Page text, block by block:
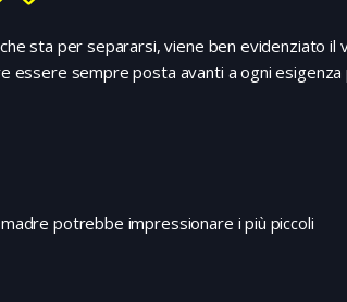
sta per separarsi, viene ben evidenziato il
essere sempre posta avanti a ogni
potrebbe impressionare i più piccoli